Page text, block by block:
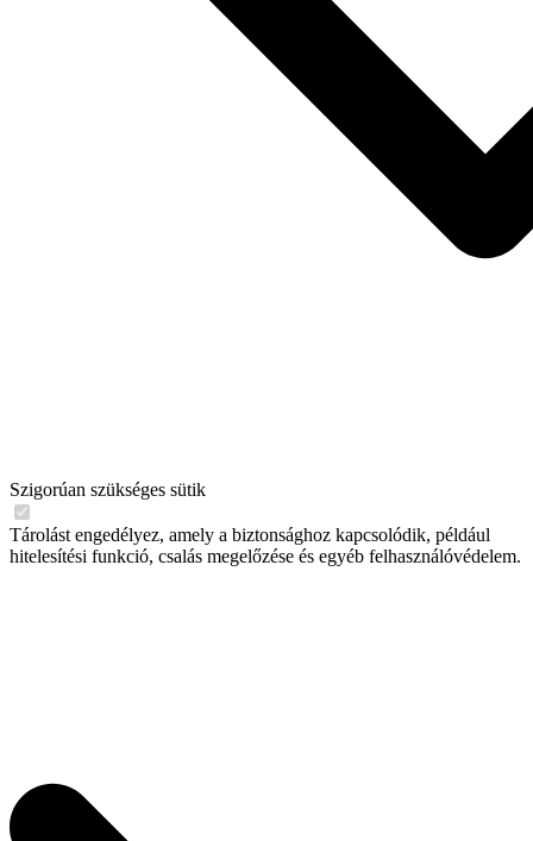
Szigorúan szükséges sütik
Tárolást engedélyez, amely a biztonsághoz kapcsolódik, például
hitelesítési funkció, csalás megelőzése és egyéb felhasználóvédelem.